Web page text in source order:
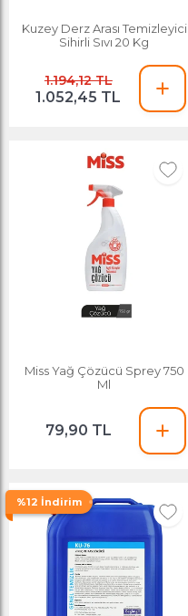
Kuzey Derz Arası Temizleyici
Sihirli Sıvı 20 Kg
1.194,12 TL
1.052,45 TL
Miss Yağ Çözücü Sprey 750
Ml
79,90 TL
%12 İndirim